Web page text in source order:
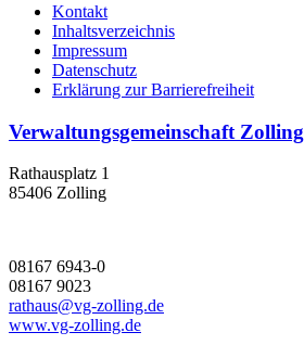
Kontakt
Inhaltsverzeichnis
Impressum
Datenschutz
Erklärung zur Barrierefreiheit
Verwaltungsgemeinschaft Zolling
Rathausplatz 1
85406 Zolling
08167 6943-0
08167 9023
rathaus@vg-zolling.de
www.vg-zolling.de